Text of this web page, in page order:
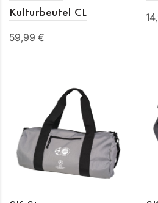
Kulturbeutel CL
59,99 €